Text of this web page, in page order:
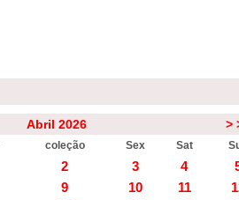
Abril 2026 >
coleção Sex Sat
2 3 4
9 10 11